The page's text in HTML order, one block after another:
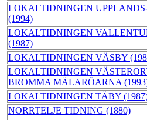
LOKALTIDNINGEN
(1994)
LOKALTIDNINGEN
(1987)
LOKALTIDNINGEN VÄSBY
LOKALTIDNINGEN
BROMMA MÄLARÖARNA
LOKALTIDNINGEN TÄBY
NORRTELJE TIDNING (1880)